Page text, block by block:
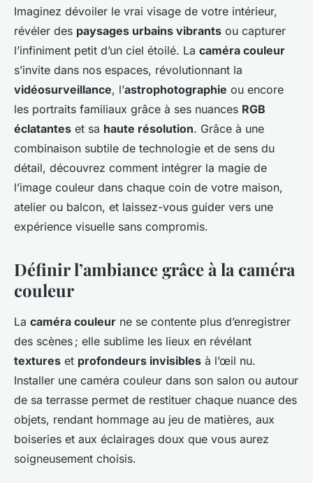
Caméra couleur : captez la
réalité avec précision et
créativité
Ali•13 décembre 2025 •6 min de lecture
Imaginez dévoiler le vrai visage de votre intérieur,
révéler des paysages urbains vibrants ou capturer
l’infiniment petit d’un ciel étoilé. La caméra couleur
s’invite dans nos espaces, révolutionnant la
vidéosurveillance, l’astrophotographie ou encore
les portraits familiaux grâce à ses nuances RGB
éclatantes et sa haute résolution. Grâce à une
combinaison subtile de technologie et de sens du
détail, découvrez comment intégrer la magie de
l’image couleur dans chaque coin de votre maison,
atelier ou balcon, et laissez-vous guider vers une
expérience visuelle sans compromis.
Définir l’ambiance grâce à la caméra
couleur
La caméra couleur ne se contente plus d’enregistrer
des scènes ; elle sublime les lieux en révélant
textures et profondeurs invisibles à l’œil nu.
Installer une caméra couleur dans son salon ou autour
de sa terrasse permet de restituer chaque nuance des
objets, rendant hommage au jeu de matières, aux
boiseries et aux éclairages doux que vous aurez
soigneusement choisis.